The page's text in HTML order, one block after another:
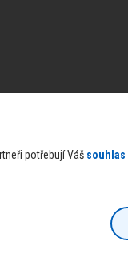
potřebují Váš souhlas